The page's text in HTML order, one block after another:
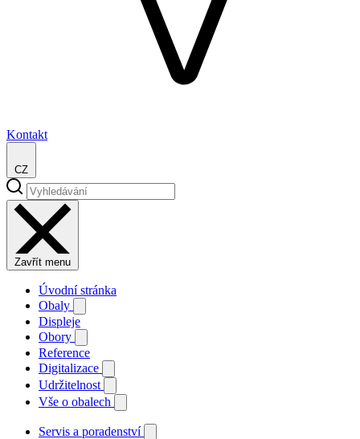
Kontakt
CZ
Zavřít menu
Úvodní stránka
Obaly
Displeje
Obory
Reference
Digitalizace
Udržitelnost
Vše o obalech
Servis a poradenství